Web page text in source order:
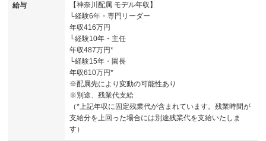
給与
【神奈川配属 モデル年収】
└経験6年・専門リーダー
年収416万円
└経験10年・主任
年収487万円*
└経験15年・園長
年収610万円*
※配属先により変動の可能性あり
※別途、残業代支給
（*上記年収に固定残業代が含まれています。残業時間が
支給分を上回った場合には別途残業代を支給いたしま
す）